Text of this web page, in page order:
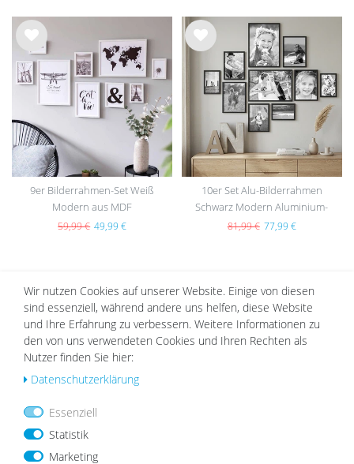
Wu
nsc
hlist
9er Bilderrahmen-Set Weiß
Modern aus MDF
59,99 € 49,99 €
Wu
hlist
10er Set Alu-Bilderrahmen
Schwarz Modern Aluminium-
Rahmen
81,99 € 77,99 €
DAZU PASSEND
Wu
nsc
e
Wir nutzen Cookies auf unserer Website. Einige von diesen
sind essenziell, während andere uns helfen, diese Website
und Ihre Erfahrung zu verbessern. Weitere Informationen zu
den von uns verwendeten Cookies und Ihren Rechten als
Nutzer finden Sie hier:
Daten­schutz­erklärung
Essenziell
Statistik
Marketing